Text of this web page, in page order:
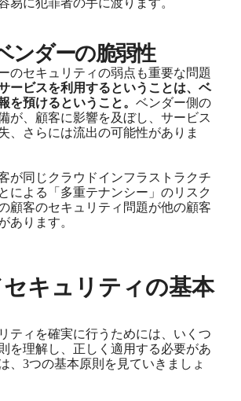
ンダーの脆弱性
のセキュリティの弱点も重要な問題
ービスを利用するということは、ベ
を預けるということ。 ベンダー側の
が、顧客に影響を及ぼし、サービス
、さらには流出の可能性がありま
が同じクラウドインフラストラクチ
による「多重テナンシー」のリスク
顧客のセキュリティ問題が他の顧客
あります。
キュリティの基本
ティを確実に行うためには、いくつ
を理解し、正しく適用する必要があ
、3つの基本原則を見ていきましょ